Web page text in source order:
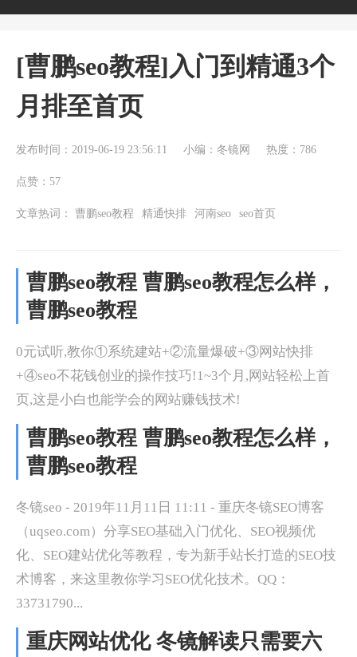
[曹鹏seo教程]入门到精通3个
月排至首页
发布时间：2019-06-19 23:56:11 小编：冬镜网 热度：786
点赞：57
文章热词： 曹鹏seo教程 精通快排 河南seo seo首页
曹鹏seo教程 曹鹏seo教程怎么样，
曹鹏seo教程
0元试听,教你①系统建站+②流量爆破+③网站快排
+④seo不花钱创业的操作技巧!1~3个月,网站轻松上首
页,这是小白也能学会的网站赚钱技术!
曹鹏seo教程 曹鹏seo教程怎么样，
曹鹏seo教程
冬镜seo - 2019年11月11日 11:11 - 重庆冬镜SEO博客
（uqseo.com）分享SEO基础入门优化、SEO视频优
化、SEO建站优化等教程，专为新手站长打造的SEO技
术博客，来这里教你学习SEO优化技术。QQ：
33731790...
重庆网站优化 冬镜解读只需要六